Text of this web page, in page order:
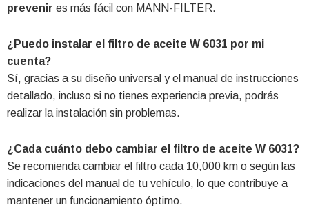
prevenir es más fácil con MANN-FILTER.
¿Puedo instalar el filtro de aceite W 6031 por mi
cuenta?
Sí, gracias a su diseño universal y el manual de instrucciones
detallado, incluso si no tienes experiencia previa, podrás
realizar la instalación sin problemas.
¿Cada cuánto debo cambiar el filtro de aceite W 6031?
Se recomienda cambiar el filtro cada 10,000 km o según las
indicaciones del manual de tu vehículo, lo que contribuye a
mantener un funcionamiento óptimo.